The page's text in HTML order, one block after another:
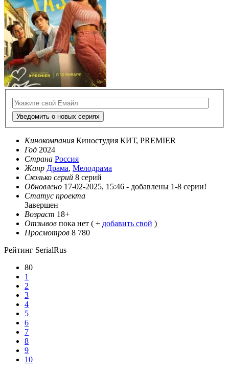
Уведомить о новых сериях
Кинокомпания Киностудия КИТ, PREMIER
Год 2024
Страна Россия
Жанр Драма, Мелодрама
Сколько серий 8 серий
Обновлено 17-02-2025, 15:46 - добавлены 1-8 серии!
Статус проекта
Завершен
Возраст 18+
Отзывов пока нет ( + добавить свой )
Просмотров 8 780
Рейтинг SerialRus
80
1
2
3
4
5
6
7
8
9
10